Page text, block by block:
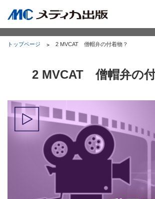
トップページ 2 MVCAT 僧帽弁の付着物？
2 MVCAT 僧帽弁の